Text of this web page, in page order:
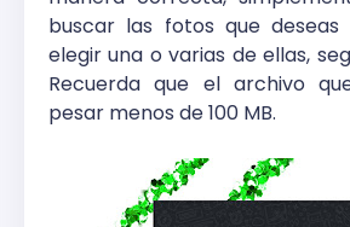
buscar las fotos que deseas
elegir una o varias de ellas,
Recuerda que el archivo
pesar menos de 100 MB.